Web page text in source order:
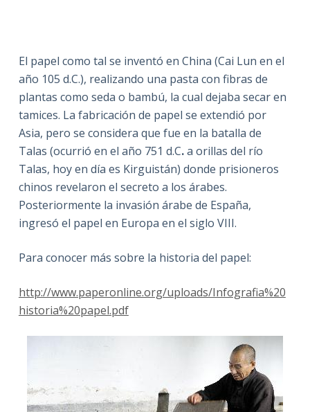
El papel como tal se inventó en China (Cai Lun en el
año 105 d.C.), realizando una pasta con fibras de
plantas como seda o bambú, la cual dejaba secar en
tamices. La fabricación de papel se extendió por
Asia, pero se considera que fue en la batalla de
Talas (ocurrió en el año 751 d.C.a orillas del río
Talas, hoy en día es Kirguistán) donde prisioneros
chinos revelaron el secreto a los árabes.
Posteriormente la invasión árabe de España,
ingresó el papel en Europa en el siglo VIII.
Para conocer más sobre la historia del papel:
http://www.paperonline.org/uploads/Infografia%20
historia%20papel.pdf